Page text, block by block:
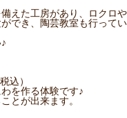
えた工房があり、ロクロや
でき、陶芸教室も行ってい
込）
を作る体験です♪
とが出来ます。